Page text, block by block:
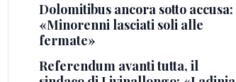
Dolomitibus ancora sotto accusa:
«Minorenni lasciati soli alle
fermate»
Referendum avanti tutta, il